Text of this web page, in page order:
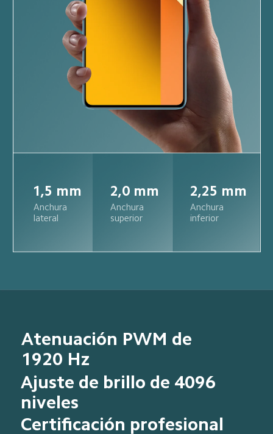
1,5 mm
Anchura
lateral
2,0 mm
Anchura
superior
2,25 mm
Anchura
inferior
Atenuación PWM de
1920 Hz
Ajuste de brillo de 4096
niveles
Certificación profesional